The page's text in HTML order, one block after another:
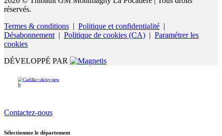
réservés.
Termes & conditions | Politique et confidentialité |
Désabonnement | Politique de cookies (CA) | Paramétrer les
cookies
DÉVELOPPÉ PAR
Contactez-nous
Sélectionnez le département